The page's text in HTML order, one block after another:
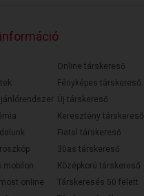
mobilon
online
Online társkereső
Fényképes társkereső
Új társkereső
Keresztény társkereső
Fiatal társkereső
30as társkereső
Középkorú társkereső
Társkeresés 50 felett